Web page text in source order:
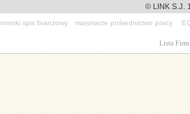
© LINK S.J.
morski spis branżowy marynarze pośrednictwo pracy
Lista Firm